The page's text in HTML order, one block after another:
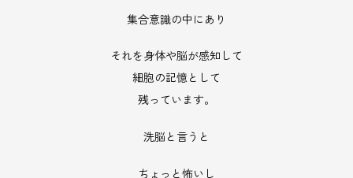
集合意識の中にあり
それを身体や脳が感知して
細胞の記憶として
残っています。
洗脳と言うと
ちょっと怖いし